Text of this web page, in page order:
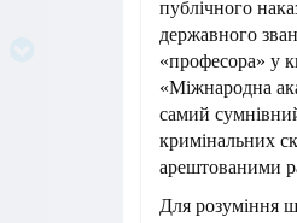
публічного
державного
«професора» у
«Міжнародна
самий
кримінальних
арештованими
Для розуміння